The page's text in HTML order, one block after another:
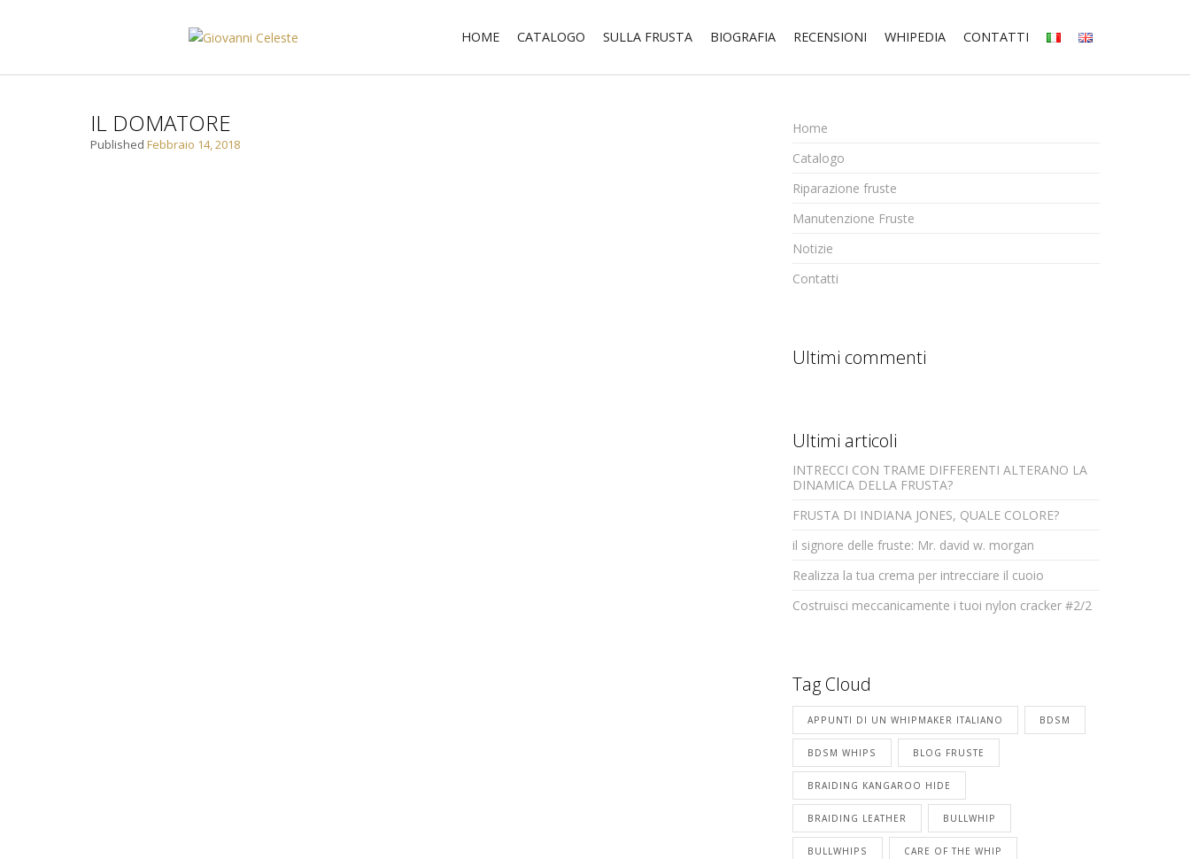
HOME CATALOGO SULLA FRUSTA BIOGRAFIA RECENSIONI WHIPEDIA CONTATTI
IL DOMATORE
Published Febbraio 14, 2018
Home
Catalogo
Riparazione fruste
Manutenzione Fruste
Notizie
Contatti
Ultimi commenti
Ultimi articoli
INTRECCI CON TRAME DIFFERENTI ALTERANO LA
DINAMICA DELLA FRUSTA?
FRUSTA DI INDIANA JONES, QUALE COLORE?
il signore delle fruste: Mr. david w. morgan
Realizza la tua crema per intrecciare il cuoio
Costruisci meccanicamente i tuoi nylon cracker #2/2
Tag Cloud
APPUNTI DI UN WHIPMAKER ITALIANO BDSM
BDSM WHIPS BLOG FRUSTE
BRAIDING KANGAROO HIDE
BRAIDING LEATHER BULLWHIP
BULLWHIPS CARE OF THE WHIP